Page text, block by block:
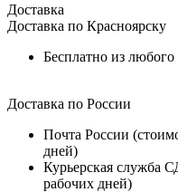
Доставка
Доставка по Красноярску
Бесплатно из
Доставка по России
Почта России
дней)
Курьерская служба
рабочих дней)